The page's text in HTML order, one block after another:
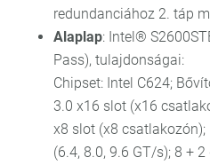
redundanciához 2. táp
Alaplap: Intel®
Pass), tulajdonságai:
Chipset: Intel C624;
3.0 x16 slot (x16
x8 slot (x8
(6.4, 8.0, 9.6 GT/s); 8 +